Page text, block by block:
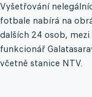
Vyšetřování
fotbale nabírá na
dalších 24 osob,
funkcionář
včetně stanice NTV.